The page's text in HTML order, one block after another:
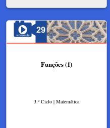
Funções (1)
3.º Ciclo | Matemática